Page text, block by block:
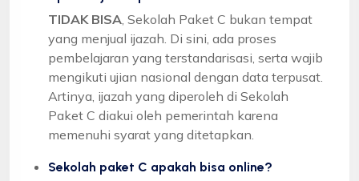
TIDAK BISA , Sekolah Paket C bukan tempat
yang menjual ijazah. Di sini, ada proses
pembelajaran yang terstandarisasi, serta wajib
mengikuti ujian nasional dengan data terpusat.
Artinya, ijazah yang diperoleh di Sekolah
Paket C diakui oleh pemerintah karena
memenuhi syarat yang ditetapkan.
Sekolah paket C apakah bisa online?